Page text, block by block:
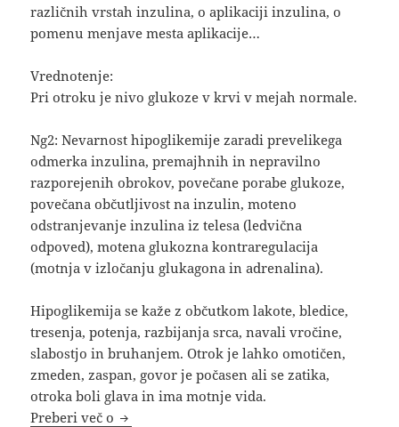
različnih vrstah inzulina, o aplikaciji inzulina, o
pomenu menjave mesta aplikacije…
Vrednotenje:
Pri otroku je nivo glukoze v krvi v mejah normale.
Ng2: Nevarnost hipoglikemije zaradi prevelikega
odmerka inzulina, premajhnih in nepravilno
razporejenih obrokov, povečane porabe glukoze,
povečana občutljivost na inzulin, moteno
odstranjevanje inzulina iz telesa (ledvična
odpoved), motena glukozna kontraregulacija
(motnja v izločanju glukagona in adrenalina).
Hipoglikemija se kaže z občutkom lakote, bledice,
tresenja, potenja, razbijanja srca, navali vročine,
slabostjo in bruhanjem. Otrok je lahko omotičen,
zmeden, zaspan, govor je počasen ali se zatika,
otroka boli glava in ima motnje vida.
Preberi več o Sladkorna bolezen tipa 1 pri otrocih